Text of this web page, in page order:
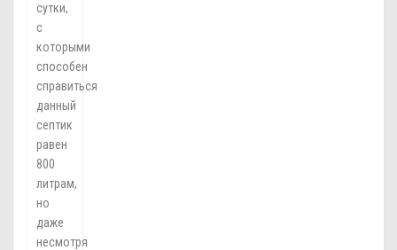
сутки,
с
которыми
способен
справиться
данный
септик
равен
800
литрам,
но
даже
несмотря